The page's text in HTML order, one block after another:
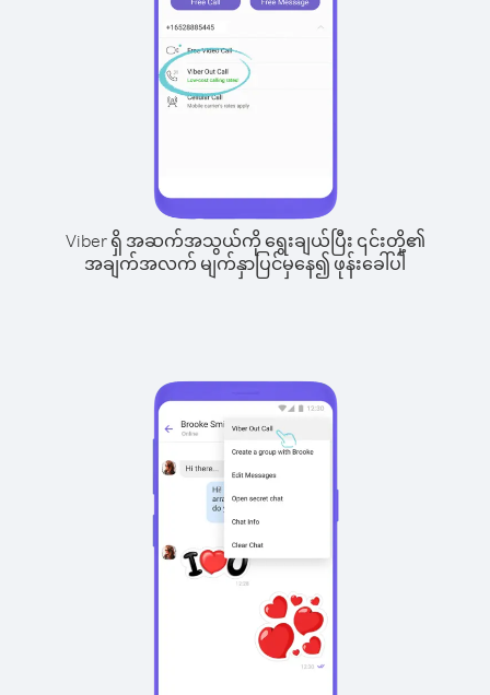
Viber ရှိ အဆက်အသွယ်ကို ရွေးချယ်ပြီး ၎င်းတို့၏
အချက်အလက် မျက်နှာပြင်မှနေ၍ ဖုန်းခေါ်ပါ